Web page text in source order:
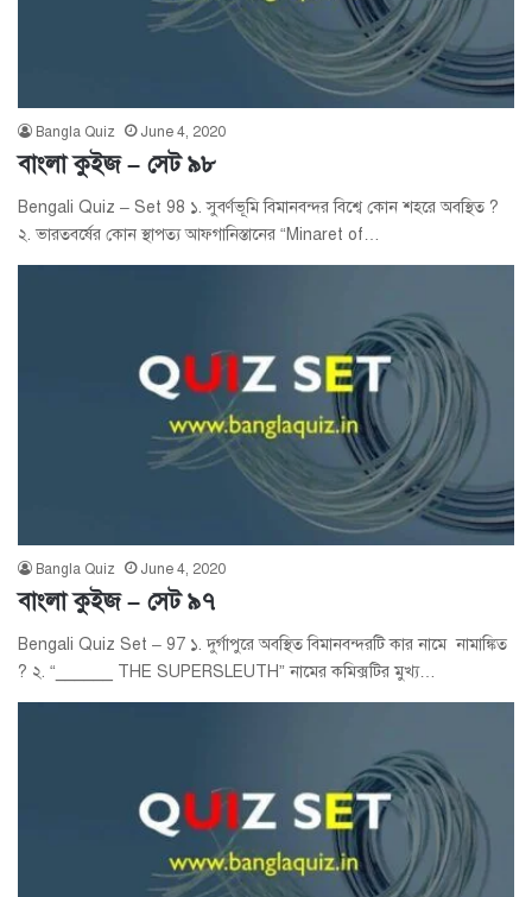
Bangla Quiz June 4, 2020
বাংলা কুইজ – সেট ৯৮
Bengali Quiz – Set 98 ১. সুবর্ণভূমি বিমানবন্দর বিশ্বে কোন শহরে অবস্থিত ?
২. ভারতবর্ষের কোন স্থাপত্য আফগানিস্তানের “Minaret of…
Bangla Quiz June 4, 2020
বাংলা কুইজ – সেট ৯৭
Bengali Quiz Set – 97 ১. দুর্গাপুরে অবস্থিত বিমানবন্দরটি কার নামে নামাঙ্কিত
? ২. “______ THE SUPERSLEUTH” নামের কমিক্সটির মুখ্য…